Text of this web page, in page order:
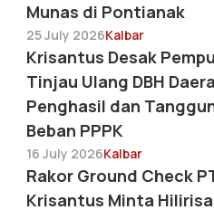
Munas di Pontianak
25 July 2026Kalbar
Krisantus Desak
Tinjau Ulang DBH
Penghasil dan
Beban PPPK
16 July 2026Kalbar
Rakor Ground Check
Krisantus Minta